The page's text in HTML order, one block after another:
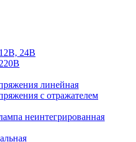
24В
линейная
с отражателем
неинтегрированная